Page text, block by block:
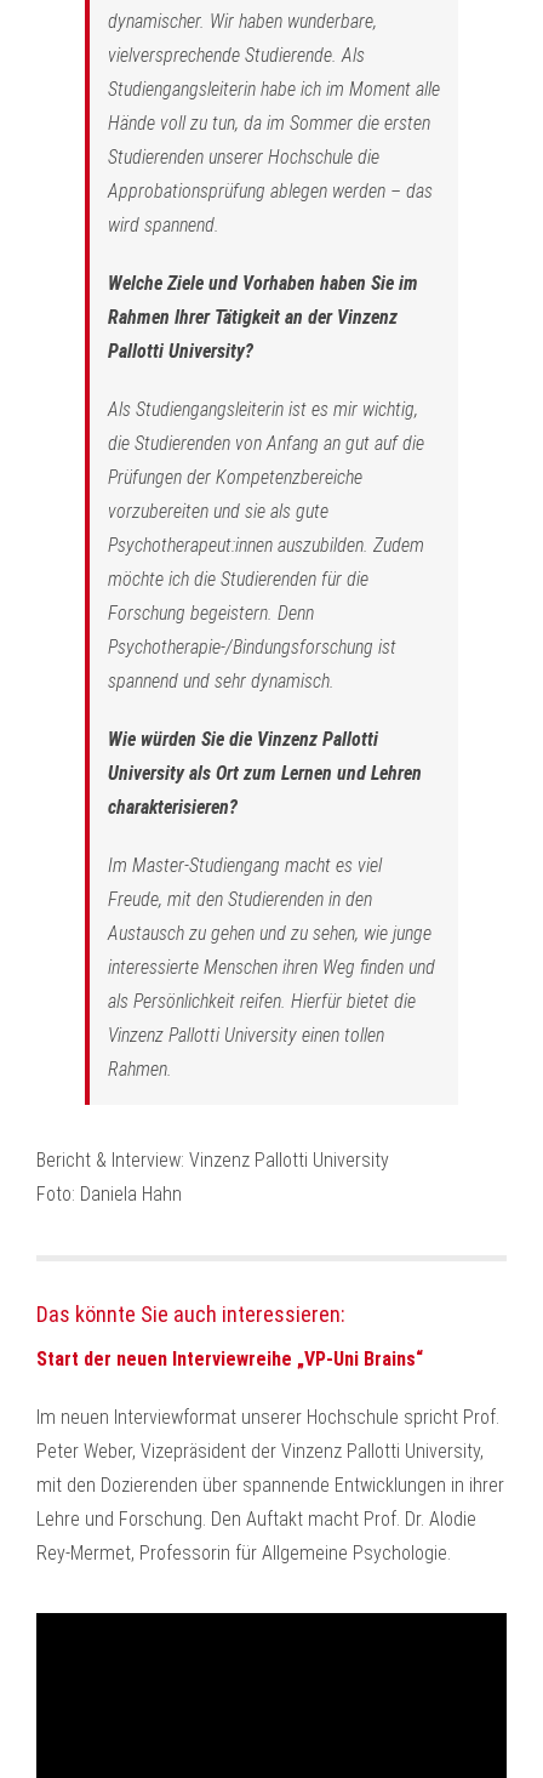
dynamischer. Wir haben wunderbare,
vielversprechende Studierende. Als
Studiengangsleiterin habe ich im Moment alle
Hände voll zu tun, da im Sommer die ersten
Studierenden unserer Hochschule die
Approbationsprüfung ablegen werden – das
wird spannend.
Welche Ziele und Vorhaben haben Sie im
Rahmen Ihrer Tätigkeit an der Vinzenz
Pallotti University?
Als Studiengangsleiterin ist es mir wichtig,
die Studierenden von Anfang an gut auf die
Prüfungen der Kompetenzbereiche
vorzubereiten und sie als gute
Psychotherapeut:innen auszubilden. Zudem
möchte ich die Studierenden für die
Forschung begeistern. Denn
Psychotherapie-/Bindungsforschung ist
spannend und sehr dynamisch.
Wie würden Sie die Vinzenz Pallotti
University als Ort zum Lernen und Lehren
charakterisieren?
Im Master-Studiengang macht es viel
Freude, mit den Studierenden in den
Austausch zu gehen und zu sehen, wie junge
interessierte Menschen ihren Weg finden und
als Persönlichkeit reifen. Hierfür bietet die
Vinzenz Pallotti University einen tollen
Rahmen.
Bericht & Interview: Vinzenz Pallotti University
Foto: Daniela Hahn
Das könnte Sie auch interessieren:
Start der neuen Interviewreihe „VP-Uni Brains“
Im neuen Interviewformat unserer Hochschule spricht Prof.
Peter Weber, Vizepräsident der Vinzenz Pallotti University,
mit den Dozierenden über spannende Entwicklungen in ihrer
Lehre und Forschung. Den Auftakt macht Prof. Dr. Alodie
Rey-Mermet, Professorin für Allgemeine Psychologie.